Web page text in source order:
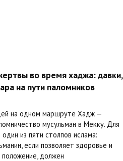
во время хаджа: давки,
на пути паломников
на одном маршруте Хадж —
мусульман в Мекку. Для
из пяти столпов ислама:
если позволяет здоровье и
должен